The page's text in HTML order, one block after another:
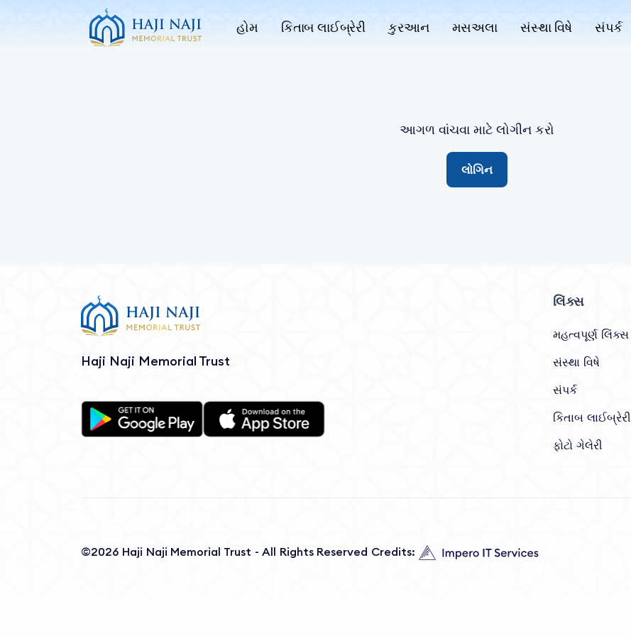
હોમ કિતાબ લાઈબ્રેરી કુરઆન મસઅલા સંસ્થા વિષે સંપર્ક
આગળ વાંચવા માટે લોગીન કરો
લોગિન
Haji Naji Memorial Trust
લિંક્સ
મહત્વપૂર્ણ લિંક્સ
સંસ્થા વિષે
સંપર્ક
કિતાબ લાઈબ્રેરી
ફોટો ગેલેરી
©2026 Haji Naji Memorial Trust - All Rights Reserved Credits: